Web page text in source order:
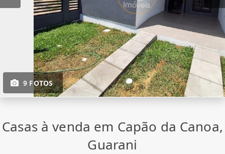
9 FOTOS
Casas à venda em Capão da Canoa,
Guarani